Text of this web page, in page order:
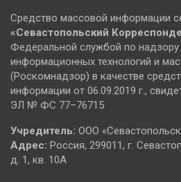
Средство массовой информации
«Севастопольский
Федеральной службой по надзору
информационных технологий и
(Роскомнадзор) в качестве
информации от 06.09.2019 г.,
ЭЛ № ФС 77–76715
Учредитель: ООО
Адрес: Россия, 299011, г.
д. 1, кв. 10А